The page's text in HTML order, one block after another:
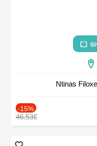
Ntinas
-15%
46.53€